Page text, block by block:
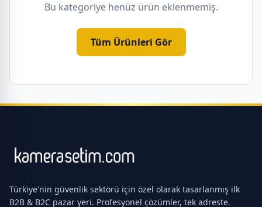
Bu kategoriye henüz ürün eklenmemiş.
Tüm Ürünleri Gör
Türkiye'nin güvenlik sektörü için özel olarak tasarlanmış ilk
B2B & B2C pazar yeri. Profesyonel çözümler, tek adreste.